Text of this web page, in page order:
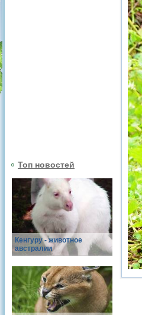
Топ новостей
Кенгуру - животное
австралии